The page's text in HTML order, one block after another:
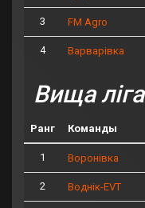
3 FM Agro
4 Варварівка
Вища ліга
Ранг Команды
1 Воронівка
2 Воднік-EVT